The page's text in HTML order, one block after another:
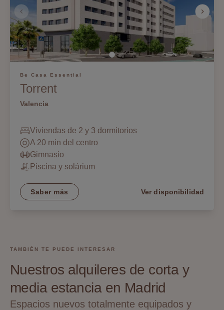
Be Casa Essential
Torrent
Valencia
Viviendas de 2 y 3 dormitorios
A 20 min del centro
Gimnasio
Piscina y solárium
Saber más Ver disponibilidad
TAMBIÉN TE PUEDE INTERESAR
Nuestros alquileres de corta y
media estancia en Madrid
Espacios nuevos totalmente equipados y